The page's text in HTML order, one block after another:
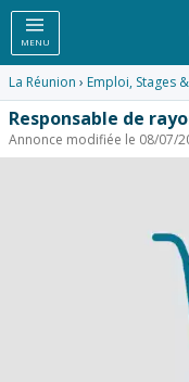
MENU
La Réunion › Emploi, Stages
Responsable de
Annonce modifiée le 08/07/